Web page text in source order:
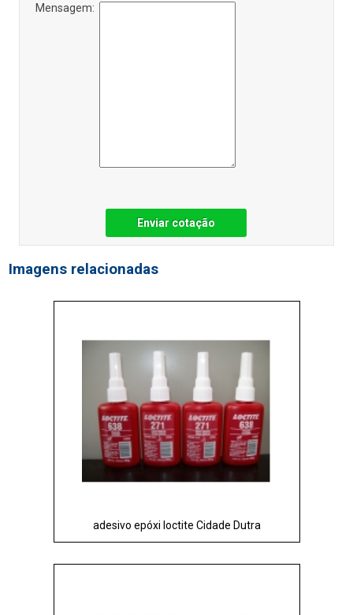
Mensagem:
Enviar cotação
Imagens relacionadas
adesivo epóxi loctite Cidade Dutra